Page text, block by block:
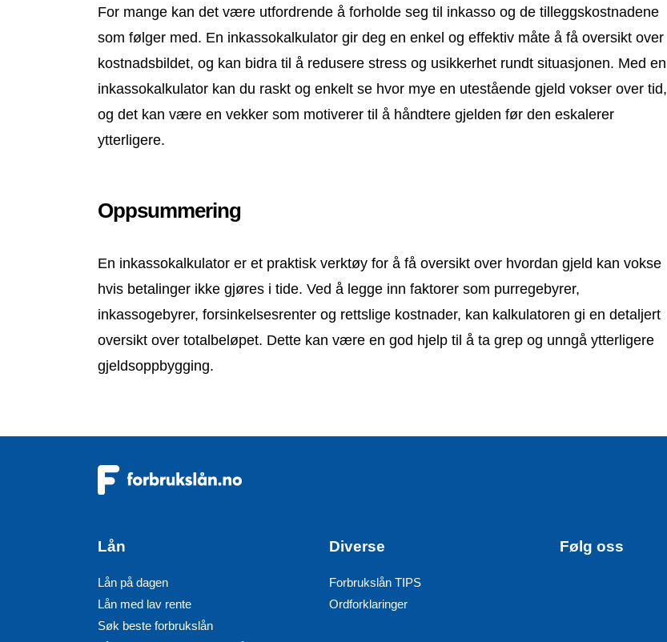
For mange kan det være utfordrende å forholde seg til inkasso og de tilleggskostnadene
som følger med. En inkassokalkulator gir deg en enkel og effektiv måte å få oversikt over
kostnadsbildet, og kan bidra til å redusere stress og usikkerhet rundt situasjonen. Med en
inkassokalkulator kan du raskt og enkelt se hvor mye en utestående gjeld vokser over tid,
og det kan være en vekker som motiverer til å håndtere gjelden før den eskalerer
ytterligere.
Oppsummering
En inkassokalkulator er et praktisk verktøy for å få oversikt over hvordan gjeld kan vokse
hvis betalinger ikke gjøres i tide. Ved å legge inn faktorer som purregebyrer,
inkassogebyrer, forsinkelsesrenter og rettslige kostnader, kan kalkulatoren gi en detaljert
oversikt over totalbeløpet. Dette kan være en god hjelp til å ta grep og unngå ytterligere
gjeldsoppbygging.
Lån
Lån på dagen
Lån med lav rente
Søk beste forbrukslån
Diverse
Forbrukslån TIPS
Ordforklaringer
Følg oss